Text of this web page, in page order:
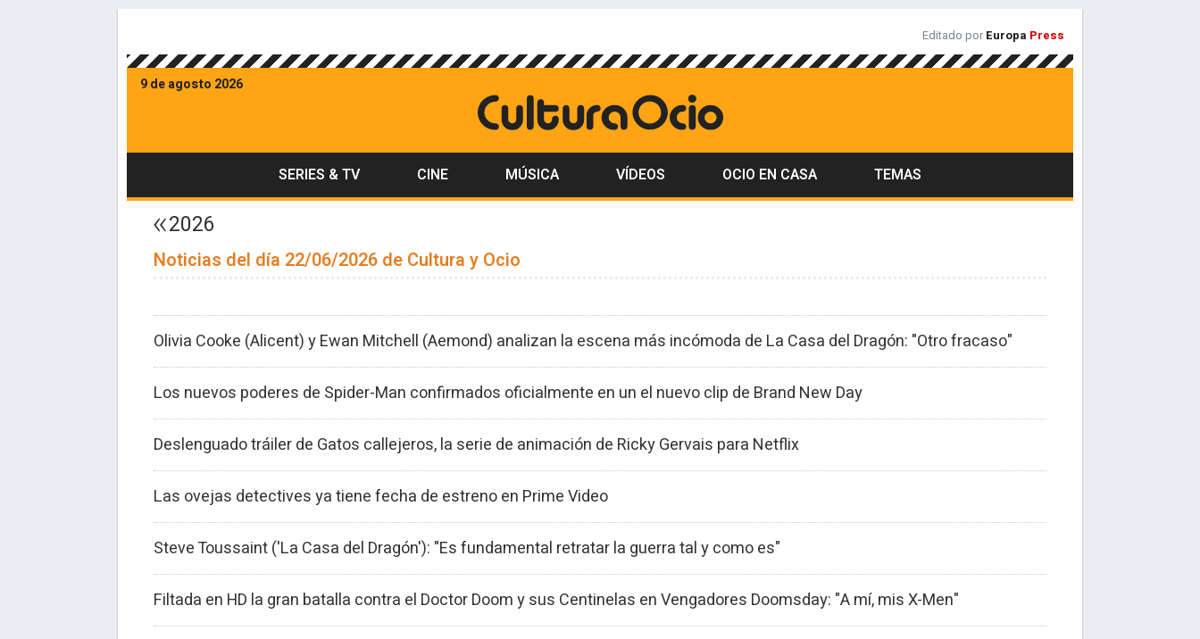
Editado por Europa Press
9 de agosto 2026
SERIES & TV CINE MÚSICA VÍDEOS OCIO EN CASA TEMAS
2026
Noticias del día 22/06/2026 de Cultura y Ocio
Olivia Cooke (Alicent) y Ewan Mitchell (Aemond) analizan la escena más incómoda de La Casa del Dragón: "Otro fracaso"
Los nuevos poderes de Spider-Man confirmados oficialmente en un el nuevo clip de Brand New Day
Deslenguado tráiler de Gatos callejeros, la serie de animación de Ricky Gervais para Netflix
Las ovejas detectives ya tiene fecha de estreno en Prime Video
Steve Toussaint ('La Casa del Dragón'): "Es fundamental retratar la guerra tal y como es"
Filtada en HD la gran batalla contra el Doctor Doom y sus Centinelas en Vengadores Doomsday: "A mí, mis X-Men"